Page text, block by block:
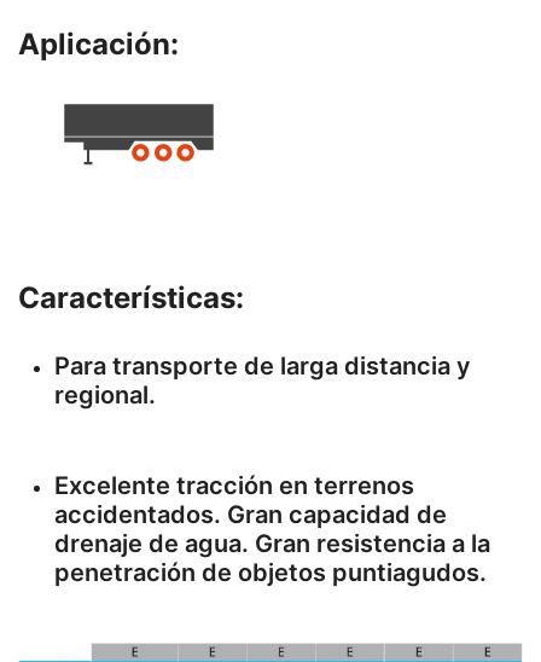
Aplicación:
Características:
Para transporte de larga distancia y
regional.
Excelente tracción en terrenos
accidentados. Gran capacidad de
drenaje de agua. Gran resistencia a la
penetración de objetos puntiagudos.